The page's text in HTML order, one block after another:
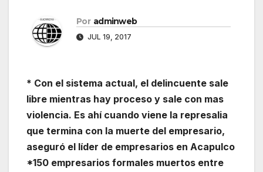
Por adminweb
JUL 19, 2017
* Con el sistema actual, el delincuente sale
libre mientras hay proceso y sale con mas
violencia. Es ahí cuando viene la represalia
que termina con la muerte del empresario,
aseguró el líder de empresarios en Acapulco
*150 empresarios formales muertos entre